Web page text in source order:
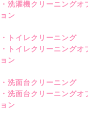
・洗濯機クリーニングオ
ョン
・トイレクリーニング
・トイレクリーニングオ
ョン
・洗面台クリーニング
・洗面台クリーニングオ
ョン